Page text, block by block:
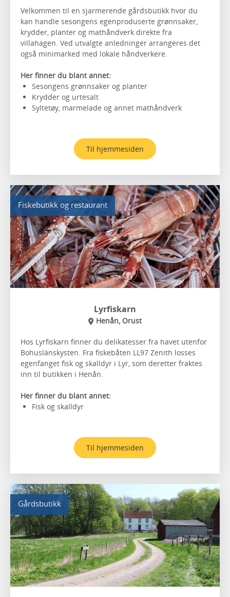
Velkommen til en sjarmerende gårdsbutikk hvor du
kan handle sesongens egenproduserte grønnsaker,
krydder, planter og mathåndverk direkte fra
villahagen. Ved utvalgte anledninger arrangeres det
også minimarked med lokale håndverkere.
Her finner du blant annet:
Sesongens grønnsaker og planter
Krydder og urtesalt
Syltetøy, marmelade og annet mathåndverk
Til hjemmesiden
Fiskebutikk og restaurant
Lyrfiskarn
Henån, Orust
Hos Lyrfiskarn finner du delikatesser fra havet utenfor
Bohuslänskysten. Fra fiskebåten LL97 Zenith losses
egenfanget fisk og skalldyr i Lyr, som deretter fraktes
inn til butikken i Henån.
Her finner du blant annet:
Fisk og skalldyr
Til hjemmesiden
Gårdsbutikk